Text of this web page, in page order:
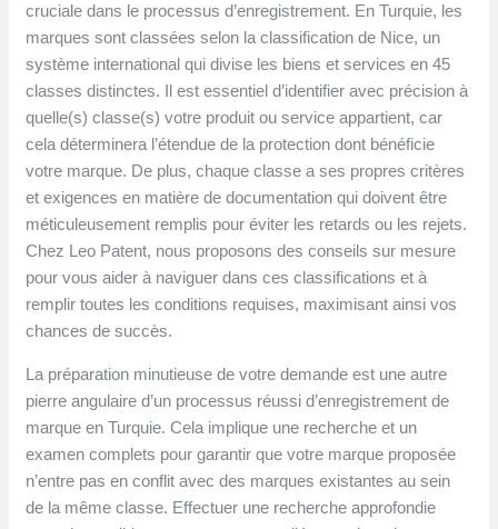
cruciale dans le processus d’enregistrement. En Turquie, les
marques sont classées selon la classification de Nice, un
système international qui divise les biens et services en 45
classes distinctes. Il est essentiel d’identifier avec précision à
quelle(s) classe(s) votre produit ou service appartient, car
cela déterminera l’étendue de la protection dont bénéficie
votre marque. De plus, chaque classe a ses propres critères
et exigences en matière de documentation qui doivent être
méticuleusement remplis pour éviter les retards ou les rejets.
Chez Leo Patent, nous proposons des conseils sur mesure
pour vous aider à naviguer dans ces classifications et à
remplir toutes les conditions requises, maximisant ainsi vos
chances de succès.
La préparation minutieuse de votre demande est une autre
pierre angulaire d’un processus réussi d’enregistrement de
marque en Turquie. Cela implique une recherche et un
examen complets pour garantir que votre marque proposée
n’entre pas en conflit avec des marques existantes au sein
de la même classe. Effectuer une recherche approfondie